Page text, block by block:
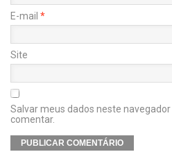
E-mail *
Site
Salvar meus dados neste
comentar.